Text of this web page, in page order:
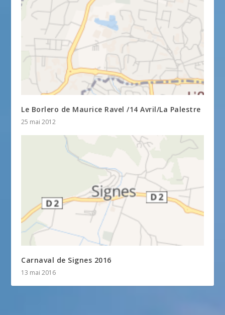
Le Borlero de Maurice Ravel /14 Avril/La Palestre
25 mai 2012
Carnaval de Signes 2016
13 mai 2016